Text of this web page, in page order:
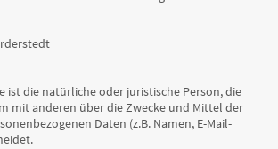
ist die natürliche oder juristische Person, die
mit anderen über die Zwecke und Mittel der
Daten (z.B. Namen, E-Mail-